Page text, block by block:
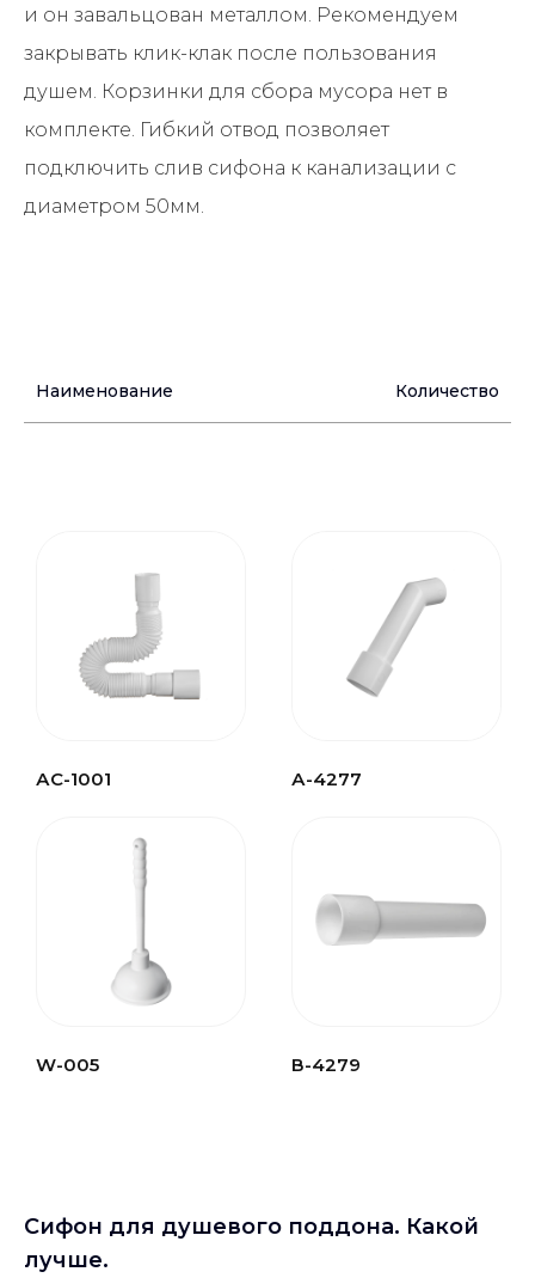
и он завальцован металлом. Рекомендуем
закрывать клик-клак после пользования
душем. Корзинки для сбора мусора нет в
комплекте. Гибкий отвод позволяет
подключить слив сифона к канализации с
диаметром 50мм.
Наименование Количество
АС-1001 А-4277
W-005 В-4279
Сифон для душевого поддона. Какой
лучше.